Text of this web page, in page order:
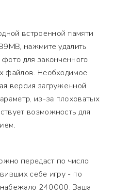
встроенной памяти
нажмите удалить
для законченного
файлов. Необходимое
версия загруженной
из-за плоховатых
возможность для
передаст по число
себе игру - по
240000. Ваша